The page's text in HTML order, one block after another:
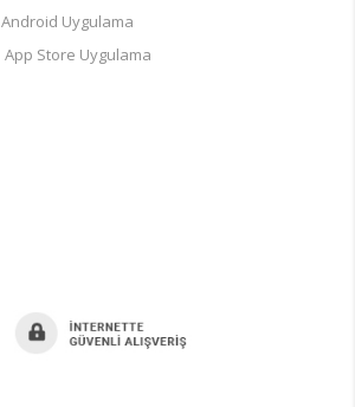
Android Uygulama
App Store Uygulama